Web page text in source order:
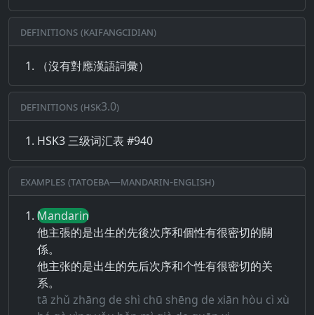
Definitions (Kaifangcidian)
（沒有對應漢語詞彙）
Definitions (HSK3.0)
HSK3 三级词汇表 #940
Examples (Tatoeba—Mandarin-English)
Mandarin
他主張的是出生的先後次序和個性有很密切的關
係。
他主张的是出生的先后次序和个性有很密切的关
系。
tā zhǔ zhāng de shì chū shēng de xiān hòu cì xù